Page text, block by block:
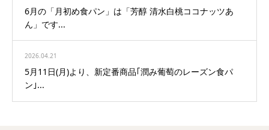
6月の「月初め食パン」は「芳醇 清水白桃ココナッツあ
ん」です...
2026.04.21
5月11日(月)より、新定番商品｢潤み葡萄のレーズン食パ
ン｣...